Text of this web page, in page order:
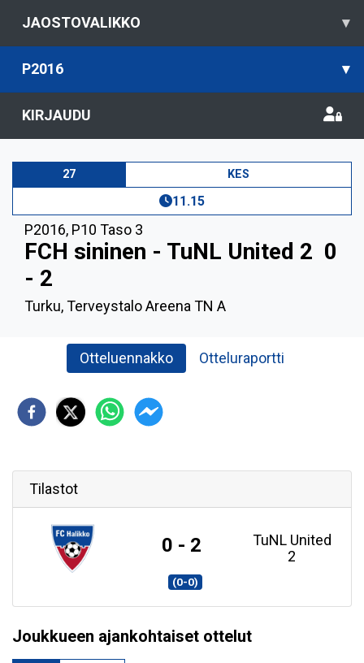
JAOSTOVALIKKO ▾
P2016 ▾
KIRJAUDU
27 KES
11.15
P2016, P10 Taso 3
FCH sininen - TuNL United 2 0
- 2
Turku, Terveystalo Areena TN A
Otteluennakko Otteluraportti
Tilastot
0 - 2
TuNL United
2
(0-0)
Joukkueen ajankohtaiset ottelut